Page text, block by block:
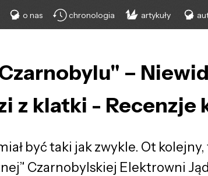
o nas chronologia artykuły
–
z klatki - Recenzje
być taki jak zwykle. Ot
Czarnobylskiej Elektrowni